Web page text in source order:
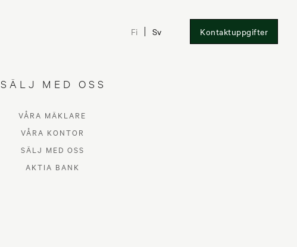
Fi Sv Kontaktuppgifter
SÄLJ MED OSS
VÅRA MÄKLARE
VÅRA KONTOR
SÄLJ MED OSS
AKTIA BANK